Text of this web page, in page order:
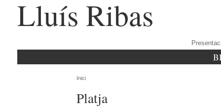
Lluís Ribas
Inici
Platja